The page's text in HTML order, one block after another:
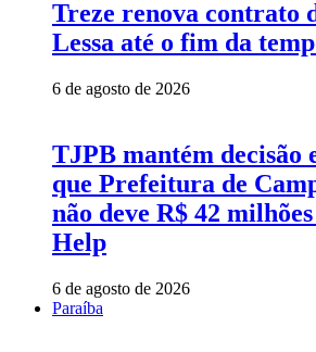
Treze renova contrato
Lessa até o fim da
6 de agosto de 2026
TJPB mantém decisão
que Prefeitura de
não deve R$ 42
Help
6 de agosto de 2026
Paraíba